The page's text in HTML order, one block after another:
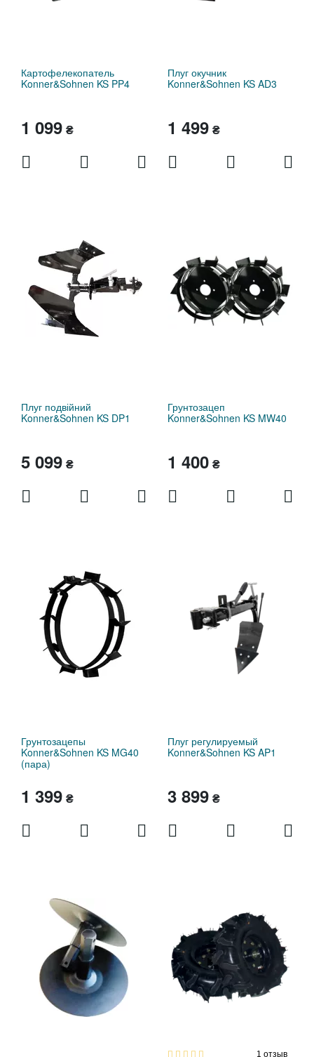
Картофелекопатель
Konner&Sohnen KS PP4
1 099₴
Плуг окучник
Konner&Sohnen KS AD3
1 499₴
Плуг подвійний
Konner&Sohnen KS DP1
5 099₴
Грунтозацеп
Konner&Sohnen KS MW40
1 400₴
Грунтозацепы
Konner&Sohnen KS MG40
(пара)
1 399₴
Плуг регулируемый
Konner&Sohnen KS AP1
3 899₴
1 отзыв